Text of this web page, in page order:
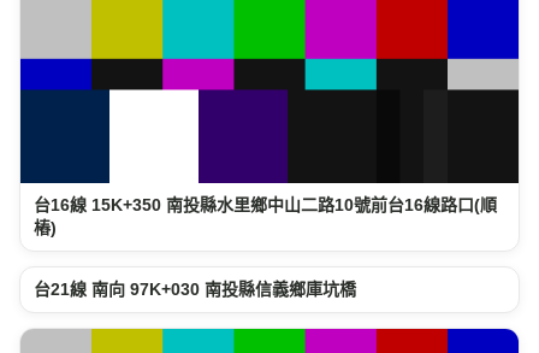
台16線 15K+350 南投縣水里鄉中山二路10號前台16線路口(順
樁)